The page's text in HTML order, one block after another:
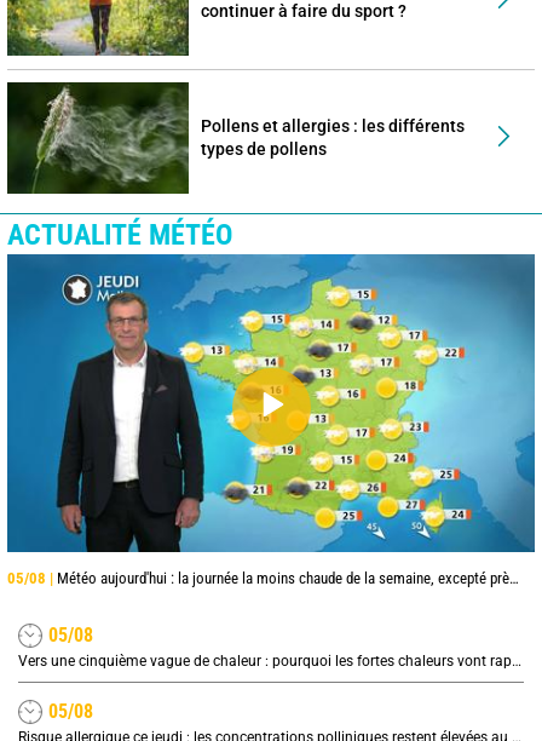
continuer à faire du sport ?
Pollens et allergies : les différents
types de pollens
ACTUALITÉ MÉTÉO
05/08 | Météo aujourd'hui : la journée la moins chaude de la semaine, excepté près de la Méditerranée
05/08
Vers une cinquième vague de chaleur : pourquoi les fortes chaleurs vont rapidement revenir en France
05/08
Risque allergique ce jeudi : les concentrations polliniques restent élevées au nord